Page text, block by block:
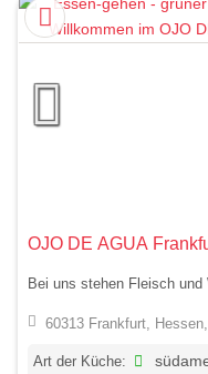
OJO DE AGUA
Bei uns stehen Fleisch und
60313 Frankfurt,
Art der Küche: